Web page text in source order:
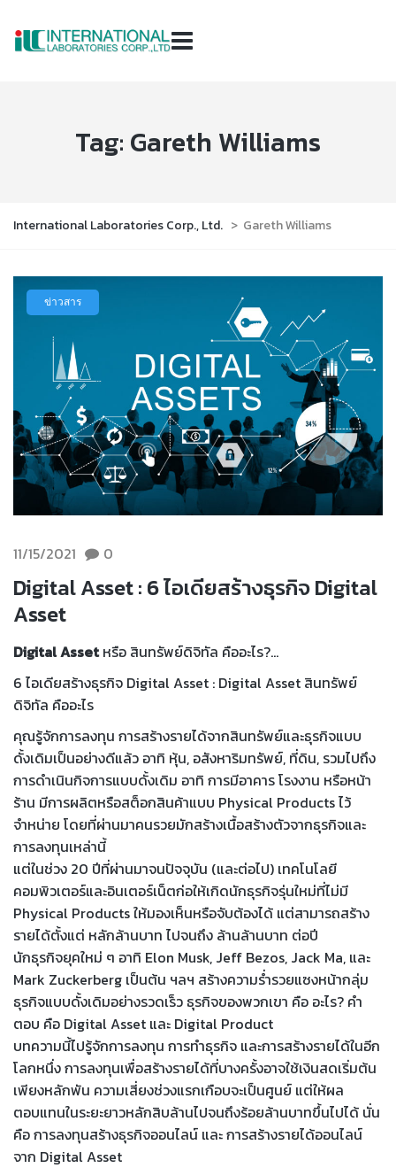
Tag: Gareth Williams
International Laboratories Corp., Ltd. > Gareth Williams
ข่าวสาร
11/15/2021 0
Digital Asset : 6 ไอเดียสร้างธุรกิจ Digital
Asset
Digital Assetหรือ สินทรัพย์ดิจิทัล คืออะไร?…
6 ไอเดียสร้างธุรกิจ Digital Asset : Digital Asset สินทรัพย์
ดิจิทัล คืออะไร
คุณรู้จักการลงทุน การสร้างรายได้จากสินทรัพย์และธุรกิจแบบ
ดั้งเดิมเป็นอย่างดีแล้ว อาทิ หุ้น, อสังหาริมทรัพย์, ที่ดิน, รวมไปถึง
การดำเนินกิจการแบบดั้งเดิม อาทิ การมีอาคาร โรงงาน หรือหน้า
ร้าน มีการผลิตหรือสต็อกสินค้าแบบ Physical Products ไว้
จำหน่าย โดยที่ผ่านมาคนรวยมักสร้างเนื้อสร้างตัวจากธุรกิจและ
การลงทุนเหล่านี้
แต่ในช่วง 20 ปีที่ผ่านมาจนปัจจุบัน (และต่อไป) เทคโนโลยี
คอมพิวเตอร์และอินเตอร์เน็ตก่อให้เกิดนักธุรกิจรุ่นใหม่ที่ไม่มี
Physical Products ให้มองเห็นหรือจับต้องได้ แต่สามารถสร้าง
รายได้ตั้งแต่ หลักล้านบาท ไปจนถึง ล้านล้านบาท ต่อปี
นักธุรกิจยุคใหม่ ๆ อาทิ Elon Musk, Jeff Bezos, Jack Ma, และ
Mark Zuckerberg เป็นต้น ฯลฯ สร้างความร่ำรวยแซงหน้ากลุ่ม
ธุรกิจแบบดั้งเดิมอย่างรวดเร็ว ธุรกิจของพวกเขา คือ อะไร? คำ
ตอบ คือ Digital Asset และ Digital Product
บทความนี้ไปรู้จักการลงทุน การทำธุรกิจ และการสร้างรายได้ในอีก
โลกหนึ่ง การลงทุนเพื่อสร้างรายได้ที่บางครั้งอาจใช้เงินสดเริ่มต้น
เพียงหลักพัน ความเสี่ยงช่วงแรกเกือบจะเป็นศูนย์ แต่ให้ผล
ตอบแทนในระยะยาวหลักสิบล้านไปจนถึงร้อยล้านบาทขึ้นไปได้ นั่น
คือ การลงทุนสร้างธุรกิจออนไลน์ และ การสร้างรายได้ออนไลน์
จาก Digital Asset